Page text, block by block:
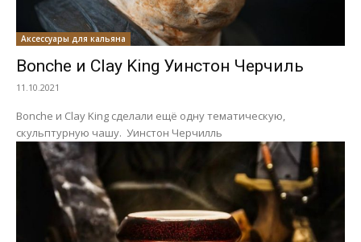
Аксессуары для кальяна
Bonche и Clay King Уинстон Черчиль
11.10.2021
Bonche и Clay King сделали ещё одну тематическую,
скульптурную чашу. Уинстон Черчилль